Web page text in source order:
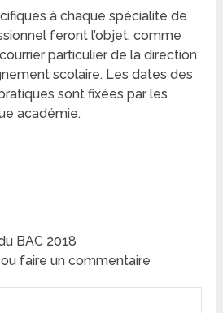
à chaque spécialité de
feront l’objet, comme
particulier de la direction
scolaire. Les dates des
sont fixées par les
académie.
BAC 2018
faire un commentaire